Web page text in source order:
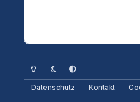
Heller ModusDunkler Modus
Systemeinstellung
Datenschutz Kontakt